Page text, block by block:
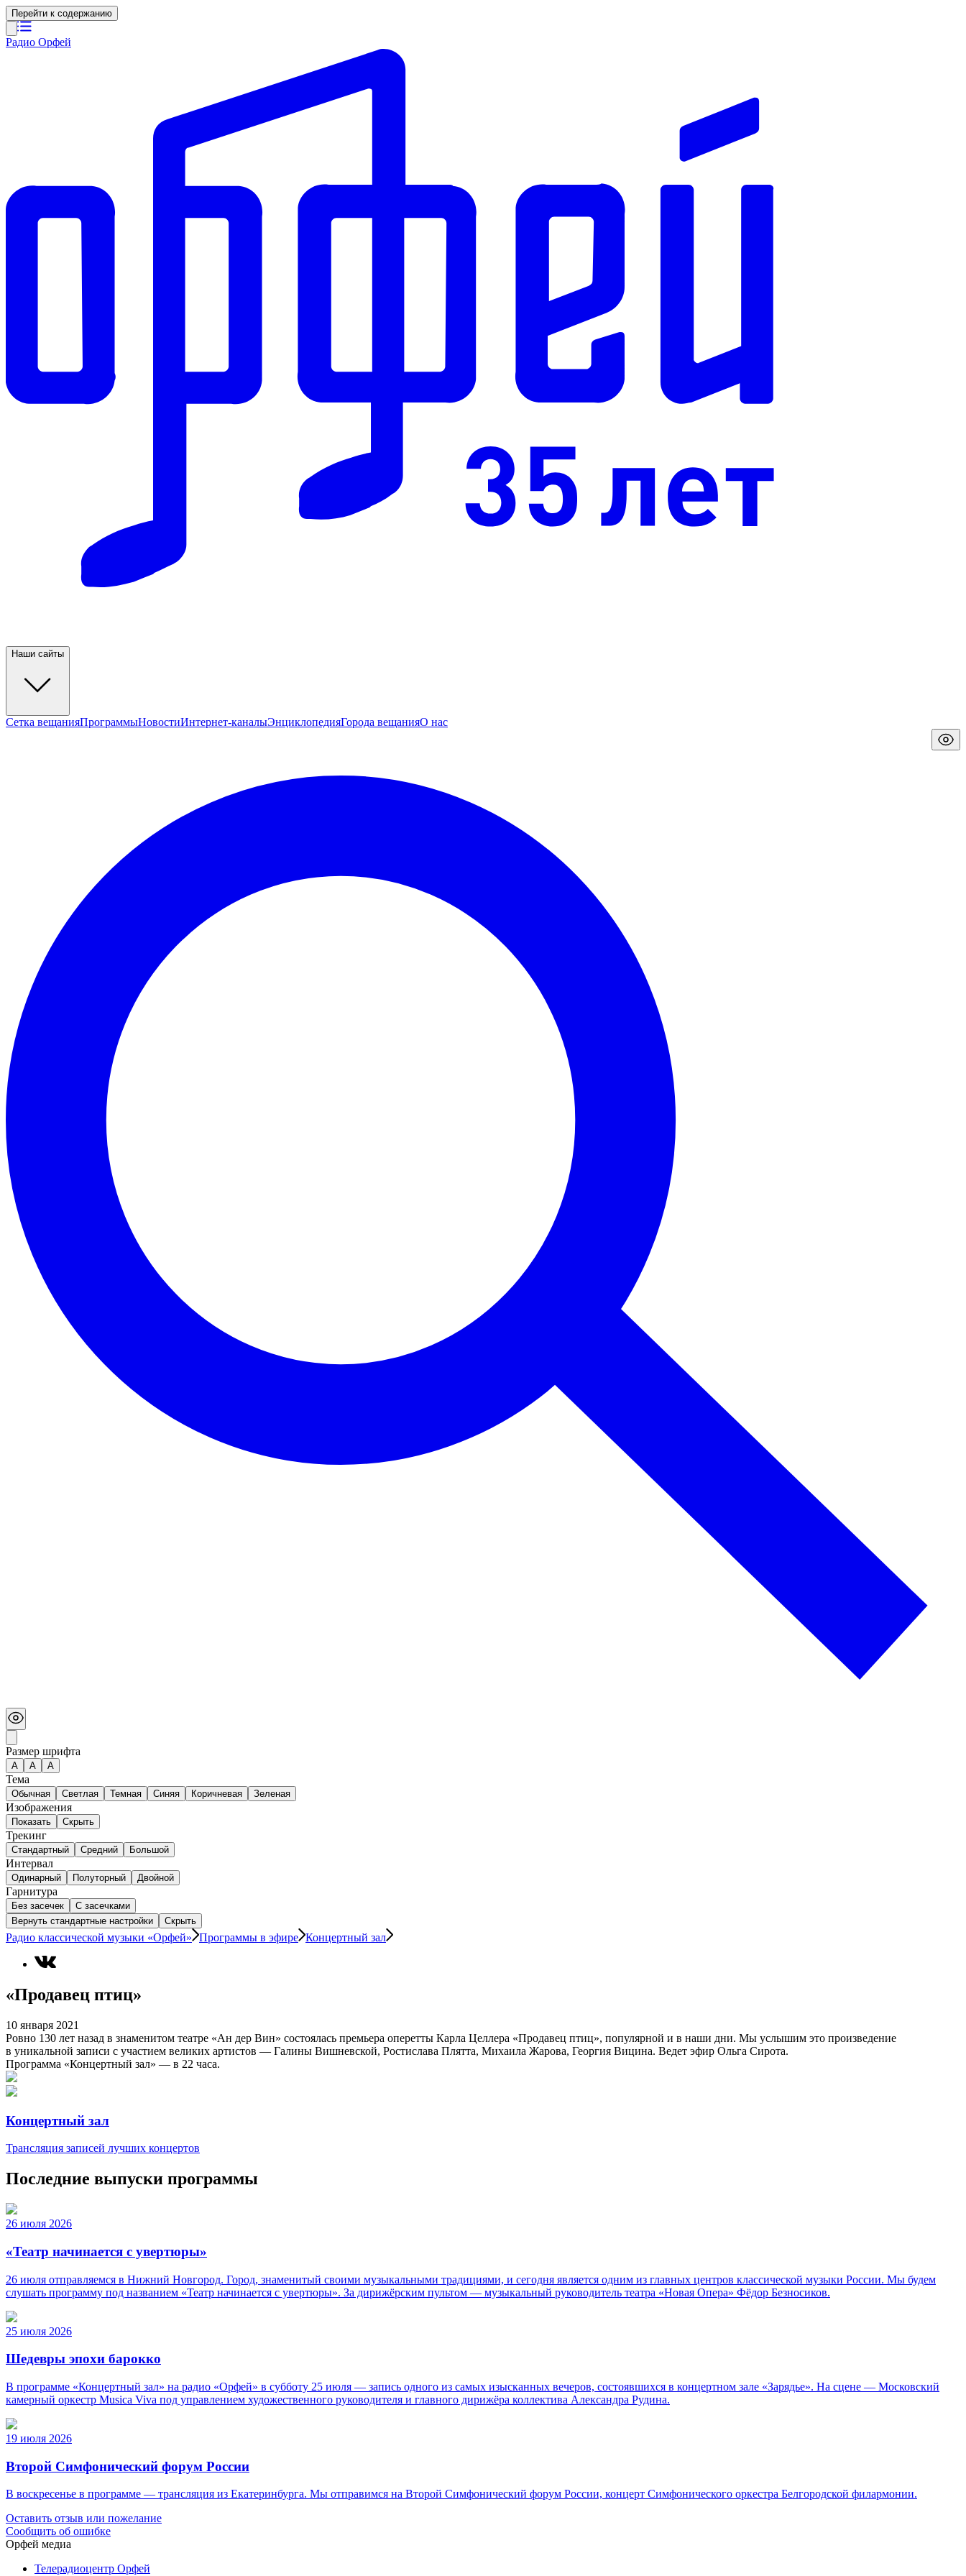
Перейти к содержанию
Радио Орфей
Наши сайты
Сетка вещанияПрограммыНовостиИнтернет-каналыЭнциклопедияГорода вещанияО нас
Размер шрифта
А A A
Тема
Обычная Светлая Темная Синяя Коричневая Зеленая
Изображения
Показать Скрыть
Трекинг
Стандартный Средний Большой
Интервал
Одинарный Полуторный Двойной
Гарнитура
Без засечек
С засечками
Вернуть стандартные настройки
Скрыть
Радио классической музыки «Орфей» Программы в эфире Концертный зал
«Продавец птиц»
10 января 2021
Ровно 130 лет назад в знаменитом театре «Ан дер Вин» состоялась премьера оперетты Карла Целлера «Продавец птиц», популярной и в наши дни. Мы услышим это произведение
в уникальной записи с участием великих артистов — Галины Вишневской, Ростислава Плятта, Михаила Жарова, Георгия Вицина. Ведет эфир Ольга Сирота.
Программа «Концертный зал» — в 22 часа.
Концертный зал
Трансляция записей лучших концертов
Последние выпуски программы
26 июля 2026
«Театр начинается с увертюры»
26 июля отправляемся в Нижний Новгород. Город, знаменитый своими музыкальными традициями, и сегодня является одним из главных центров классической музыки России. Мы будем
слушать программу под названием «Театр начинается с увертюры». За дирижёрским пультом — музыкальный руководитель театра «Новая Опера» Фёдор Безносиков.
25 июля 2026
Шедевры эпохи барокко
В программе «Концертный зал» на радио «Орфей» в субботу 25 июля — запись одного из самых изысканных вечеров, состоявшихся в концертном зале «Зарядье». На сцене — Московский
камерный оркестр Musica Viva под управлением художественного руководителя и главного дирижёра коллектива Александра Рудина.
19 июля 2026
Второй Симфонический форум России
В воскресенье в программе — трансляция из Екатеринбурга. Мы отправимся на Второй Симфонический форум России, концерт Симфонического оркестра Белгородской филармонии.
Оставить отзыв или пожелание
Сообщить об ошибке
Орфей медиа
Телерадиоцентр Орфей